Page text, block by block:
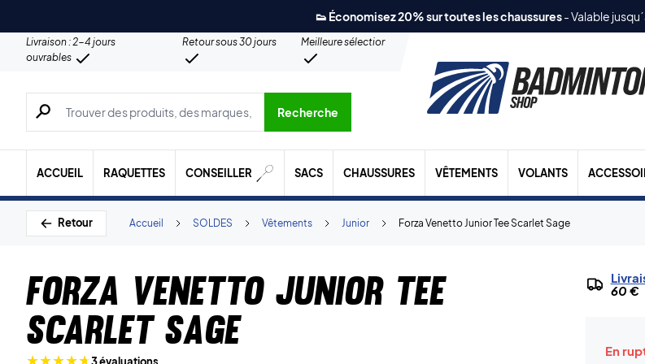
👟 Économisez 20% sur toutes les chaussures-Valable
Livraison : 2-4 jours
ouvrables
Retour sous 30 jours
Meilleure sélection
Recherche de produits, de marques, etc.
Recherche
ACCUEIL RAQUETTES CONSEILLER SACS CHAUSSURES VÊTEMENTS VOLANTS
Retour Forza Venetto Junior Tee Scarlet Sage
Junior
Vêtements
SOLDES
Accueil
Forza Venetto Junior Tee
Scarlet Sage
60 €
En